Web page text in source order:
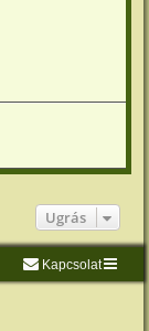
Ugrás
Kapcsolat